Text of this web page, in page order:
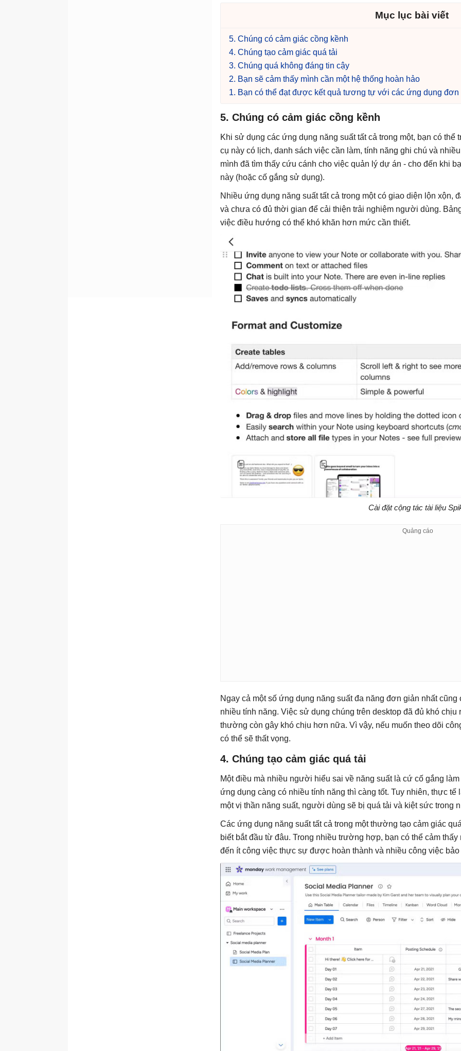
Mục lục bài viết
5. Chúng có cảm giác cồng kềnh
4. Chúng tạo cảm giác quá tải
3. Chúng quá không đáng tin cậy
2. Bạn sẽ cảm thấy mình cần một hệ thống hoàn hảo
1. Bạn có thể đạt được kết quả tương tự với các ứng dụng
5. Chúng có cảm giác cồng kềnh
Khi sử dụng các ứng dụng năng suất tất cả trong một, bạn có thể
cụ này có lịch, danh sách việc cần làm, tính năng ghi chú và
mình đã tìm thấy cứu cánh cho việc quản lý dự án - cho đến khi
này (hoặc cố gắng sử dụng).
Nhiều ứng dụng năng suất tất cả trong một có giao diện lộn xộn,
và chưa có đủ thời gian để cải thiện trải nghiệm người dùng.
việc điều hướng có thể khó khăn hơn mức cần thiết.
Cài đặt cộng tác tài liệu
Ngay cả một số ứng dụng năng suất đa năng đơn giản nhất
nhiều tính năng. Việc sử dụng chúng trên desktop đã đủ khó
thường còn gây khó chịu hơn nữa. Vì vậy, nếu muốn theo dõi
có thể sẽ thất vọng.
4. Chúng tạo cảm giác quá tải
Một điều mà nhiều người hiểu sai về năng suất là cứ cố gắng
ứng dụng càng có nhiều tính năng thì càng tốt. Tuy nhiên, thực
một vị thần năng suất, người dùng sẽ bị quá tải và kiệt sức trong
Các ứng dụng năng suất tất cả trong một thường tạo cảm giác
biết bắt đầu từ đâu. Trong nhiều trường hợp, bạn có thể cảm
đến ít công việc thực sự được hoàn thành và nhiều công việc